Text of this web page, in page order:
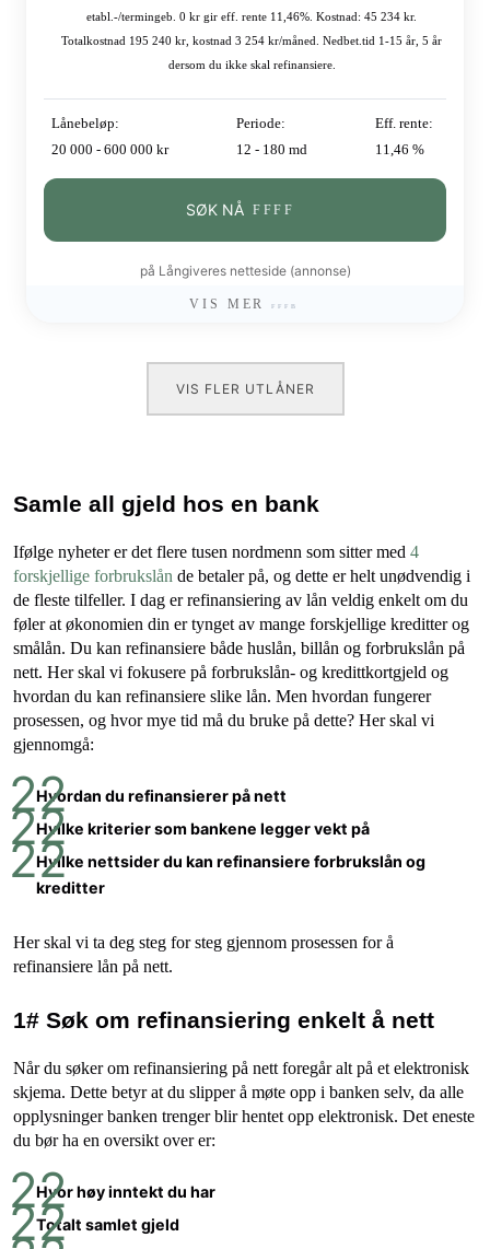
etabl.-/termingeb. 0 kr gir eff. rente 11,46%. Kostnad: 45 234 kr.
Totalkostnad 195 240 kr, kostnad 3 254 kr/måned. Nedbet.tid 1-15 år, 5 år
dersom du ikke skal refinansiere.
Lånebeløp:
20 000 - 600 000 kr
Periode:
12 - 180 md
Eff. rente:
11,46 %
SØK NÅ
på Långiveres netteside (annonse)
VIS MER
VIS FLER UTLÅNER
Samle all gjeld hos en bank
Ifølge nyheter er det flere tusen nordmenn som sitter med 4
forskjellige forbrukslån de betaler på, og dette er helt unødvendig i
de fleste tilfeller. I dag er refinansiering av lån veldig enkelt om du
føler at økonomien din er tynget av mange forskjellige kreditter og
smålån. Du kan refinansiere både huslån, billån og forbrukslån på
nett. Her skal vi fokusere på forbrukslån- og kredittkortgjeld og
hvordan du kan refinansiere slike lån. Men hvordan fungerer
prosessen, og hvor mye tid må du bruke på dette? Her skal vi
gjennomgå:
Hvordan du refinansierer på nett
Hvilke kriterier som bankene legger vekt på
Hvilke nettsider du kan refinansiere forbrukslån og
kreditter
Her skal vi ta deg steg for steg gjennom prosessen for å
refinansiere lån på nett.
1# Søk om refinansiering enkelt å nett
Når du søker om refinansiering på nett foregår alt på et elektronisk
skjema. Dette betyr at du slipper å møte opp i banken selv, da alle
opplysninger banken trenger blir hentet opp elektronisk. Det eneste
du bør ha en oversikt over er:
Hvor høy inntekt du har
Totalt samlet gjeld